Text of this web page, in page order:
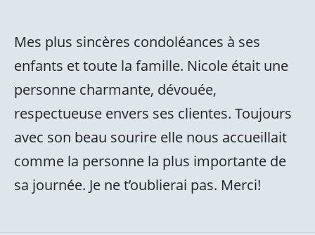
Mes plus sincères condoléances à ses
enfants et toute la famille. Nicole était une
personne charmante, dévouée,
respectueuse envers ses clientes. Toujours
avec son beau sourire elle nous accueillait
comme la personne la plus importante de
sa journée. Je ne t’oublierai pas. Merci!